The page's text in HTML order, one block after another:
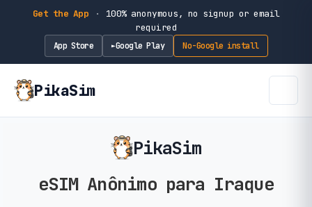
Get the App ·
100% anonymous, no signup or email
required
App Store ►Google Play No-Google install
PikaSim
PikaSim
eSIM Anônimo para Iraque